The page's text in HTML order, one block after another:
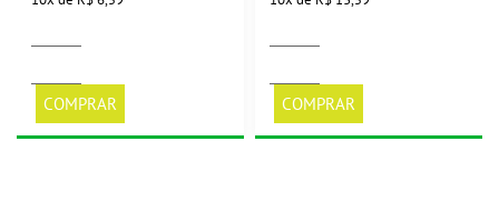
COMPRAR COMPRAR